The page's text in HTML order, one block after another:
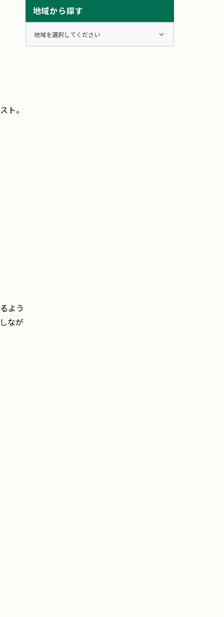
ト。
よう
なが
地域から探す